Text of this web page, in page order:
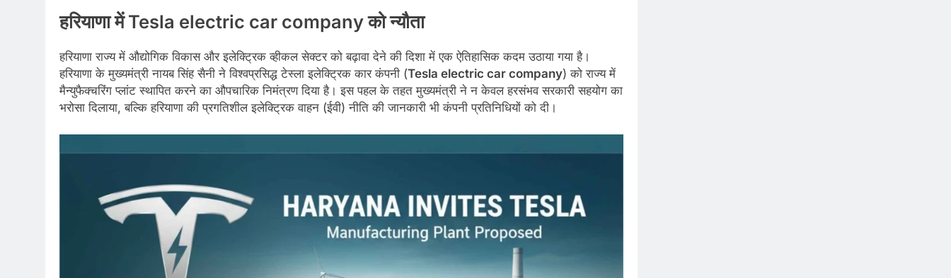
हरियाणा मेंTesla electric car companyको न्यौता
हरियाणा राज्य में औद्योगिक विकास और इलेक्ट्रिक व्हीकल सेक्टर को बढ़ावा देने की दिशा में एक ऐतिहासिक कदम उठाया गया है।
हरियाणा के मुख्यमंत्री नायब सिंह सैनी ने विश्वप्रसिद्ध टेस्ला इलेक्ट्रिक कार कंपनी (Tesla electric car company) को राज्य में
मैन्युफैक्चरिंग प्लांट स्थापित करने का औपचारिक निमंत्रण दिया है। इस पहल के तहत मुख्यमंत्री ने न केवल हरसंभव सरकारी सहयोग का
भरोसा दिलाया, बल्कि हरियाणा की प्रगतिशील इलेक्ट्रिक वाहन (ईवी) नीति की जानकारी भी कंपनी प्रतिनिधियों को दी।